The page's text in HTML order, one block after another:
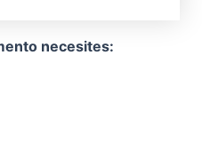
necesites: